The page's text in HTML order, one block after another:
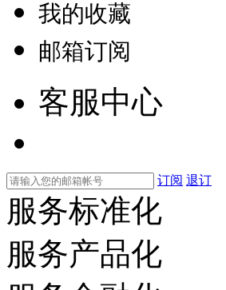
我的收藏
邮箱订阅
客服中心
订阅 退订
服务标准化
服务产品化